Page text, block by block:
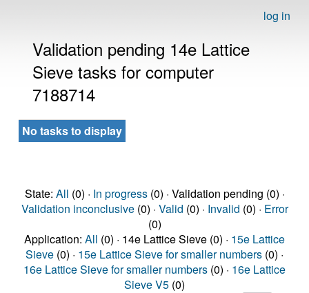
log in
Validation pending 14e Lattice
Sieve tasks for computer
7188714
No tasks to display
State: All (0) · In progress(0) · Validation pending (0) ·
Validation inconclusive(0) · Valid (0) · Invalid (0) · Error
(0)
Application: All (0) · 14e Lattice Sieve (0) · 15e Lattice
Sieve (0) · 15e Lattice Sieve for smaller numbers (0) ·
16e Lattice Sieve for smaller numbers (0) · 16e Lattice
Sieve V5 (0)